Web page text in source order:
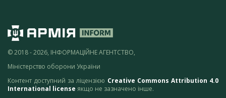
© 2018 - 2026, ІНФОРМАЦІЙНЕ АГЕНТСТВО,
Міністерство оборони України
Контент доступний за ліцензією Creative Commons Attribution 4.0
International license якщо не зазначено інше.